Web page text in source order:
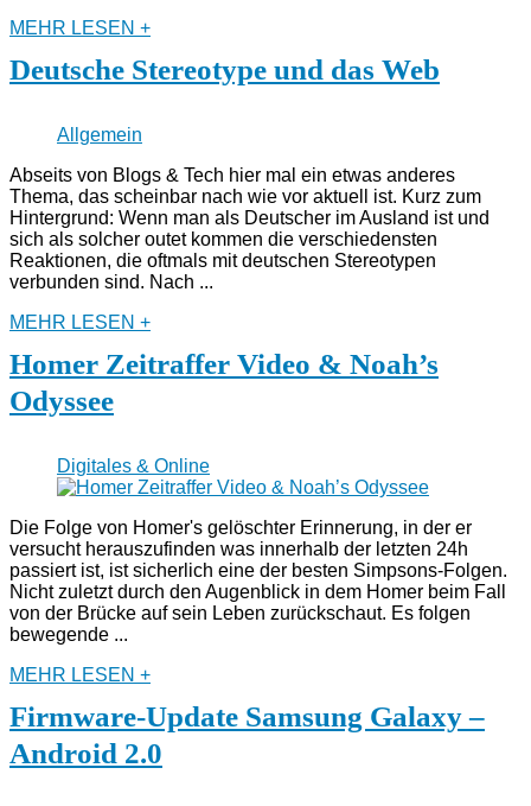
MEHR LESEN +
Deutsche Stereotype und das Web
Allgemein
Abseits von Blogs & Tech hier mal ein etwas anderes
Thema, das scheinbar nach wie vor aktuell ist. Kurz zum
Hintergrund: Wenn man als Deutscher im Ausland ist und
sich als solcher outet kommen die verschiedensten
Reaktionen, die oftmals mit deutschen Stereotypen
verbunden sind. Nach ...
MEHR LESEN +
Homer Zeitraffer Video & Noah’s
Odyssee
Digitales & Online
Die Folge von Homer's gelöschter Erinnerung, in der er
versucht herauszufinden was innerhalb der letzten 24h
passiert ist, ist sicherlich eine der besten Simpsons-Folgen.
Nicht zuletzt durch den Augenblick in dem Homer beim Fall
von der Brücke auf sein Leben zurückschaut. Es folgen
bewegende ...
MEHR LESEN +
Firmware-Update Samsung Galaxy –
Android 2.0